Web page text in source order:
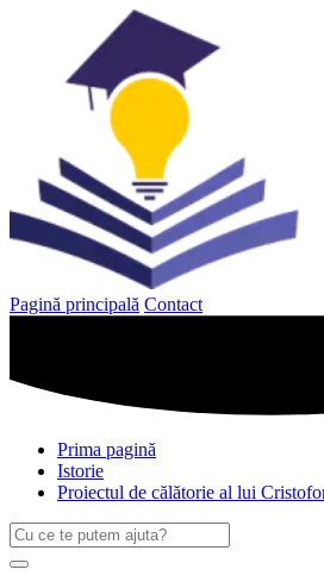
Pagină principală Contact
Prima pagină
Istorie
Proiectul de călătorie al lui
Caută
după:
Search